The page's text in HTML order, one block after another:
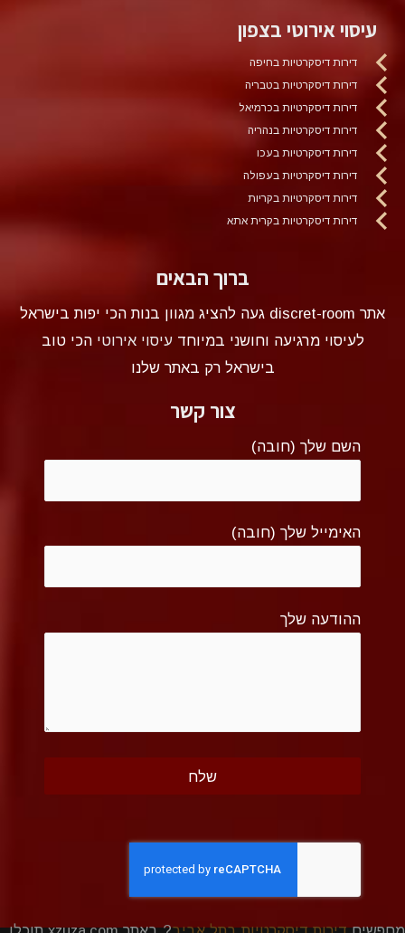
עיסוי אירוטי בצפון
דירות דיסקרטיות בחיפה
דירות דיסקרטיות בטבריה
דירות דיסקרטיות בכרמיאל
דירות דיסקרטיות בנהריה
דירות דיסקרטיות בעכו
דירות דיסקרטיות בעפולה
דירות דיסקרטיות בקריות
דירות דיסקרטיות בקרית אתא
ברוך הבאים
אתר discret-room געה להציג מגוון בנות הכי יפות בישראל
לעיסוי מרגיעה וחושני במיוחדעיסוי אירוטי הכי טוב
בישראל רק באתר שלנו
צור קשר
השם שלך (חובה)
האימייל שלך (חובה)
ההודעה שלך